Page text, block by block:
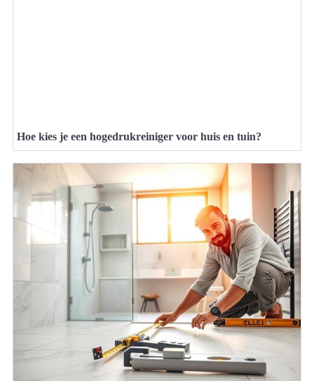
Hoe kies je een hogedrukreiniger voor huis en tuin?